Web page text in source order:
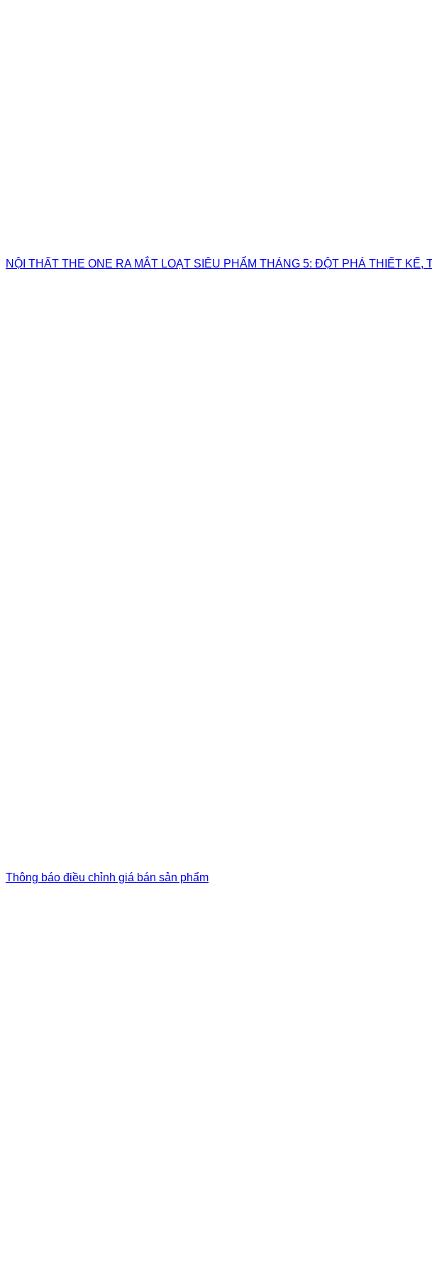
NỘI THẤT THE ONE RA MẮT LOẠT SIÊU PHẨM THÁNG 5: ĐỘT PHÁ THIẾT KẾ,
Thông báo điều chỉnh giá bán sản phẩm